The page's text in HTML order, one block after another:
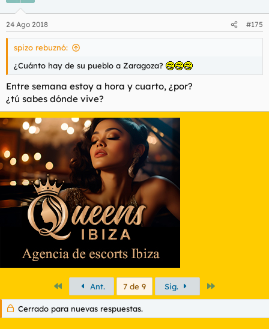
24 Ago 2018 #175
spizo rebuznó:
¿Cuánto hay de su pueblo a Zaragoza?
Entre semana estoy a hora y cuarto, ¿por?
¿tú sabes dónde vive?
PrimeroAnt. 7 de 9 Sig.
Cerrado para nuevas respuestas.